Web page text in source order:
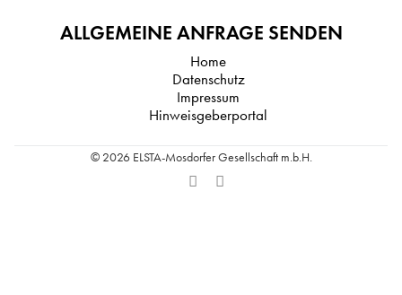
ALLGEMEINE ANFRAGE SENDEN
Home
Datenschutz
Impressum
Hinweisgeberportal
© 2026 ELSTA-Mosdorfer Gesellschaft m.b.H.